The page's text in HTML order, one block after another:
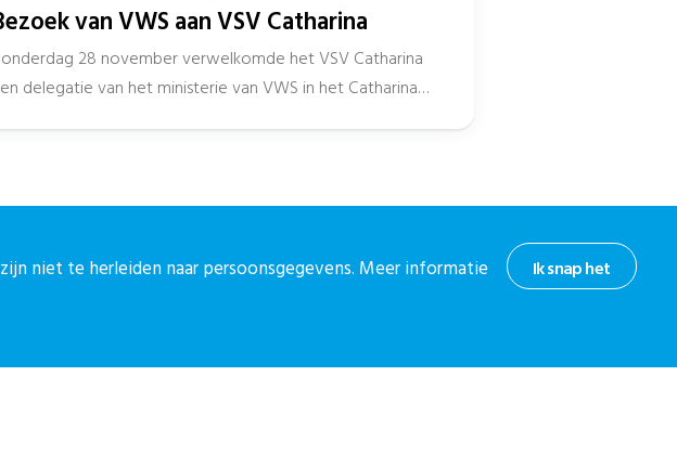
van VWS aan VSV Catharina
28 november verwelkomde het VSV Catharina
delegatie van het ministerie van VWS in het Catharina
Blijf op de hoogte
Aanmelden nieuwsbrief
Ik snap het
niet te herleiden naar persoonsgegevens. Meer informatie